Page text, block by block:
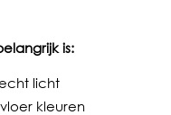
is:
licht
kleuren